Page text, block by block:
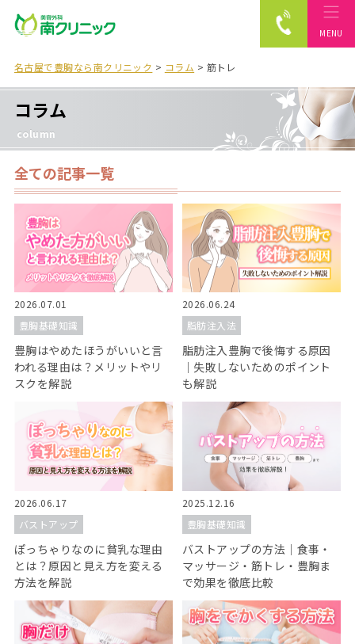
MENU
名古屋で豊胸なら南クリニック > コラム > 筋トレ
コラム
column
全ての記事一覧
2026.07.01
豊胸基礎知識
豊胸はやめたほうがいいと言
われる理由は？メリットやリ
スクを解説
2026.06.24
脂肪注入法
脂肪注入豊胸で後悔する原因
｜失敗しないためのポイント
も解説
2026.06.17
バストアップ
ぽっちゃりなのに貧乳な理由
とは？原因と見え方を変える
方法を解説
2025.12.16
豊胸基礎知識
バストアップの方法｜食事・
マッサージ・筋トレ・豊胸ま
で効果を徹底比較